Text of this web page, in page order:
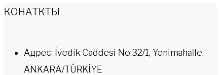
КОНАТКТЫ
Адрес: İvedik Caddesi No:32/1, Yenimahalle,
ANKARA/TÜRKİYE